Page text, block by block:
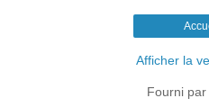
Afficher la
Fourni par